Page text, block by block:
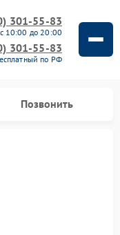
301-55-83
10:00 до 20:00
301-55-83
по РФ
Позвонить